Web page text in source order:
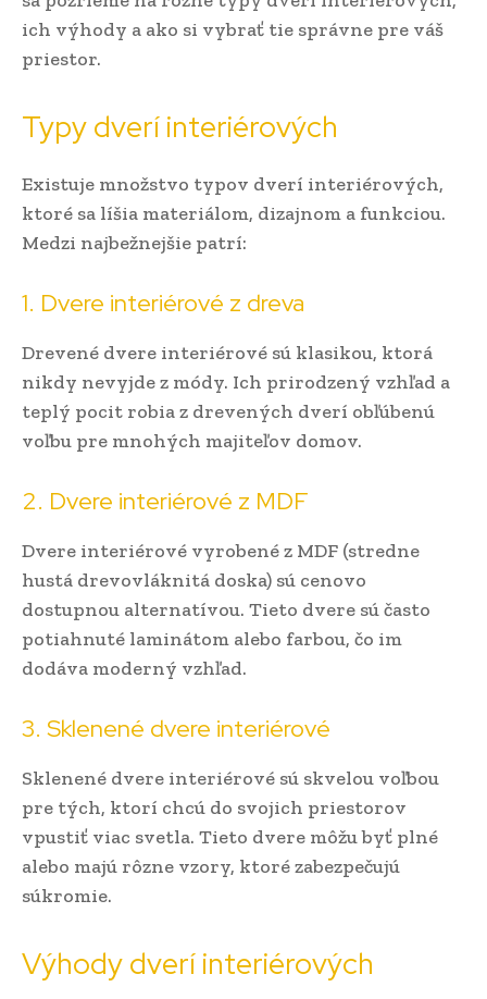
ich výhody a ako si vybrať tie správne pre váš
priestor.
Typy dverí interiérových
Existuje množstvo typov dverí interiérových,
ktoré sa líšia materiálom, dizajnom a funkciou.
Medzi najbežnejšie patrí:
1. Dvere interiérové z dreva
Drevené dvere interiérové sú klasikou, ktorá
nikdy nevyjde z módy. Ich prirodzený vzhľad a
teplý pocit robia z drevených dverí obľúbenú
voľbu pre mnohých majiteľov domov.
2. Dvere interiérové z MDF
Dvere interiérové vyrobené z MDF (stredne
hustá drevovláknitá doska) sú cenovo
dostupnou alternatívou. Tieto dvere sú často
potiahnuté laminátom alebo farbou, čo im
dodáva moderný vzhľad.
3. Sklenené dvere interiérové
Sklenené dvere interiérové sú skvelou voľbou
pre tých, ktorí chcú do svojich priestorov
vpustiť viac svetla. Tieto dvere môžu byť plné
alebo majú rôzne vzory, ktoré zabezpečujú
súkromie.
Výhody dverí interiérových